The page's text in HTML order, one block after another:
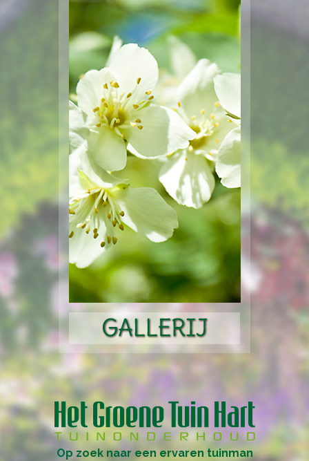
Op zoek naar een ervaren tuinman